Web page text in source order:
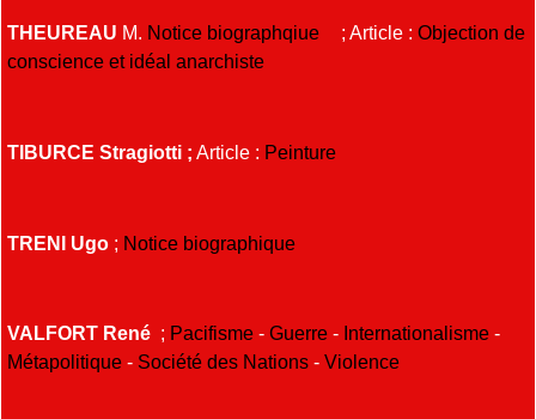
THEUREAU M. Notice biographqiue ; Article : Objection de
conscience et idéal anarchiste
TIBURCE Stragiotti ; Article : Peinture
TRENI Ugo ; Notice biographique
VALFORT René ; Pacifisme - Guerre - Internationalisme -
Métapolitique - Société des Nations - Violence